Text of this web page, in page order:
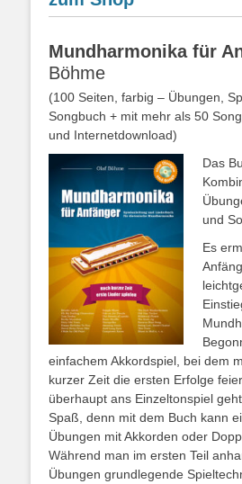
Mundharmonika für
Böhme
(100 Seiten, farbig – Übungen,
Songbuch + mit mehr als 50
und Internetdownload)
Das
und
Es
einfachem Akkordspiel, bei dem
kurzer Zeit die ersten Erfolge
überhaupt ans Einzeltonspiel
Spaß, denn mit dem Buch kann
Übungen mit Akkorden oder
Während man im ersten Teil
Übungen grundlegende